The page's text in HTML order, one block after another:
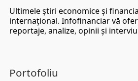
Ultimele ştiri economice şi
internaţional. Infofinanciar vă
reportaje, analize, opinii şi
Portofoliu